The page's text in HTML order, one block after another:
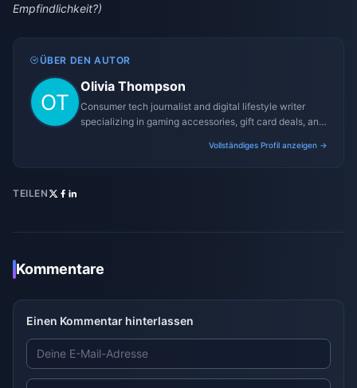
Empfindlichkeit?)
ÜBER DEN AUTOR
Olivia Thompson
Consumer tech journalist and digital lifestyle writer
specializing in gaming accessories, gift card deals, and
Vollständiges Profil anzeigen →
TEILEN
Kommentare
Einen Kommentar hinterlassen